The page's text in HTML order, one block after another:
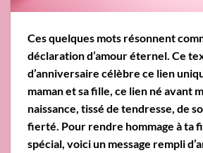
Ces quelques mots résonnent
déclaration d’amour éternel. Ce
d’anniversaire célèbre ce lien
maman et sa fille, ce lien né avant
naissance, tissé de tendresse, de
fierté. Pour rendre hommage à ta
spécial, voici un message rempli